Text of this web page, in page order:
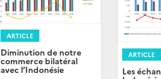
ARTICLE
Diminution de notre
commerce bilatéral
avec l’Indonésie
ARTICLE
Les